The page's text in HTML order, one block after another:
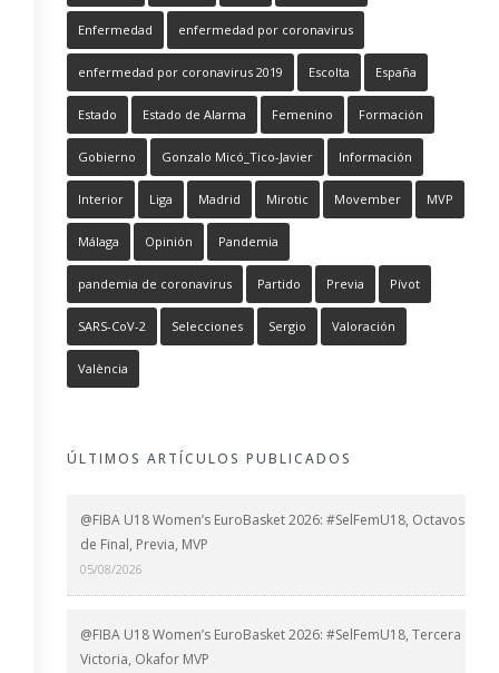
Enfermedad enfermedad por coronavirus
enfermedad por coronavirus 2019 Escolta España
Estado Estado de Alarma Femenino Formación
Gobierno Gonzalo Micó_Tico-Javier Información
Interior Liga Madrid Mirotic Movember MVP
Málaga Opinión Pandemia
pandemia de coronavirus Partido Previa Pívot
SARS-CoV-2 Selecciones Sergio Valoración
València
ÚLTIMOS ARTÍCULOS PUBLICADOS
@FIBA U18 Women’s EuroBasket 2026: #SelFemU18, Octavos
de Final, Previa, MVP
05/08/2026
@FIBA U18 Women’s EuroBasket 2026: #SelFemU18, Tercera
Victoria, Okafor MVP